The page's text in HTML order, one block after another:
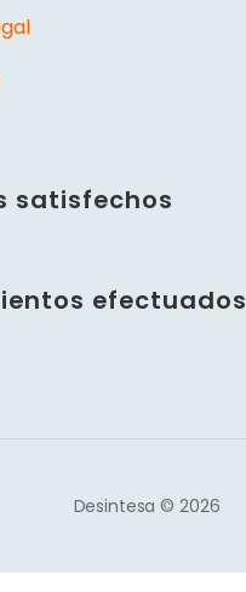
satisfechos
efectuados
Desintesa © 2026